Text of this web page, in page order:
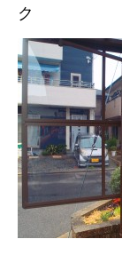
ク